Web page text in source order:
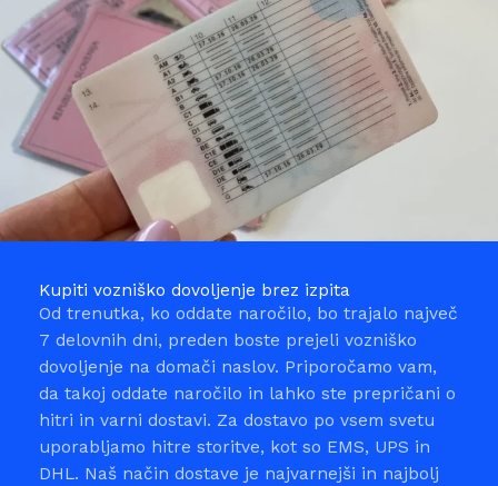
Kupiti vozniško dovoljenje brez izpita
Od trenutka, ko oddate naročilo, bo trajalo največ
7 delovnih dni, preden boste prejeli vozniško
dovoljenje na domači naslov. Priporočamo vam,
da takoj oddate naročilo in lahko ste prepričani o
hitri in varni dostavi. Za dostavo po vsem svetu
uporabljamo hitre storitve, kot so EMS, UPS in
DHL. Naš način dostave je najvarnejši in najbolj